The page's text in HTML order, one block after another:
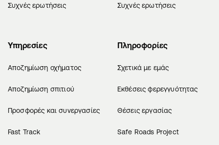
Συχνές ερωτήσεις Συχνές ερωτήσεις
Υπηρεσίες
Αποζημίωση οχήματος
Αποζημίωση σπιτιού
Προσφορές και συνεργασίες
Fast Track
Πληροφορίες
Σχετικά με εμάς
Εκθέσεις φερεγγυότητας
Θέσεις εργασίας
Safe Roads Project